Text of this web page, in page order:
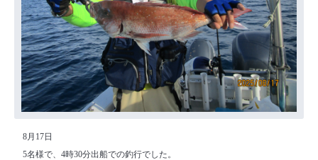
8月17日
5名様で、4時30分出船での釣行でした。